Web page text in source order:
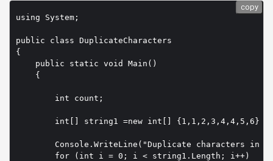
using System;
public class DuplicateCharacters
{
    public static void Main()
    {
        int count;
        int[] string1 =new int[] {1,1,2,3,4,4,5,6} ;
Console.WriteLine("Duplicate characters in a
        for (int i = 0; i < string1.Length; i++)
copy